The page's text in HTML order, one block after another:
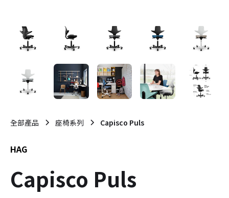
全部產品 座椅系列 Capisco Puls
HAG
Capisco Puls